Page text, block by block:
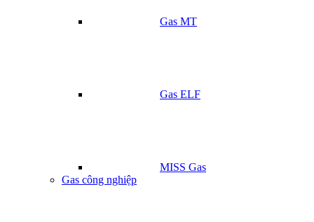
Gas MT
Gas ELF
MISS Gas
Gas công nghiệp